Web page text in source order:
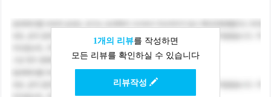
1개의 리뷰를 작성하면
모든 리뷰를 확인하실 수 있습니다
리뷰작성